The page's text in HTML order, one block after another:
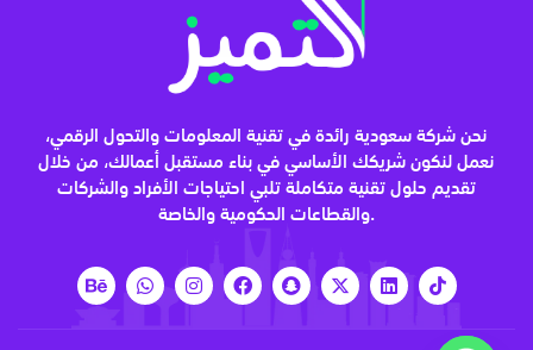
نحن شركة سعودية رائدة في تقنية المعلومات والتحول الرقمي،
نعمل لنكون شريكك الأساسي في بناء مستقبل أعمالك، من خلال
تقديم حلول تقنية متكاملة تلبي احتياجات الأفراد والشركات
والقطاعات الحكومية والخاصة.